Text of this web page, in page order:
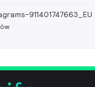
911401747663_EU